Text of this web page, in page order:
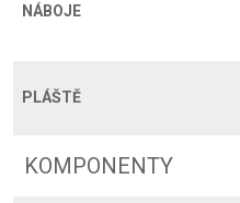
NÁBOJE
PLÁŠTĚ
KOMPONENTY